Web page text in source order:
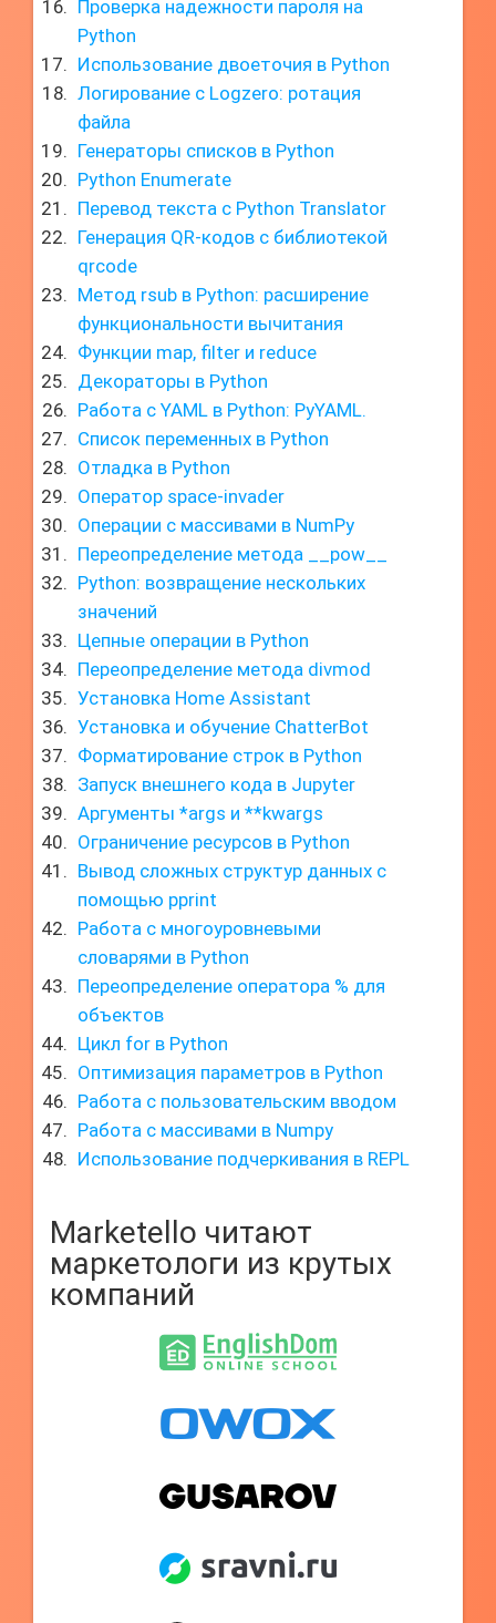
Проверка надежности пароля на
Python
Использование двоеточия в Python
Логирование с Logzero: ротация
файла
Генераторы списков в Python
Python Enumerate
Перевод текста с Python Translator
Генерация QR-кодов с библиотекой
qrcode
Метод rsub в Python: расширение
функциональности вычитания
Функции map, filter и reduce
Декораторы в Python
Работа с YAML в Python: PyYAML.
Список переменных в Python
Отладка в Python
Оператор space-invader
Операции с массивами в NumPy
Переопределение метода __pow__
Python: возвращение нескольких
значений
Цепные операции в Python
Переопределение метода divmod
Установка Home Assistant
Установка и обучение ChatterBot
Форматирование строк в Python
Запуск внешнего кода в Jupyter
Аргументы *args и **kwargs
Ограничение ресурсов в Python
Вывод сложных структур данных с
помощью pprint
Работа с многоуровневыми
словарями в Python
Переопределение оператора % для
объектов
Цикл for в Python
Оптимизация параметров в Python
Работа с пользовательским вводом
Работа с массивами в Numpy
Использование подчеркивания в REPL
Marketello читают
маркетологи из крутых
компаний